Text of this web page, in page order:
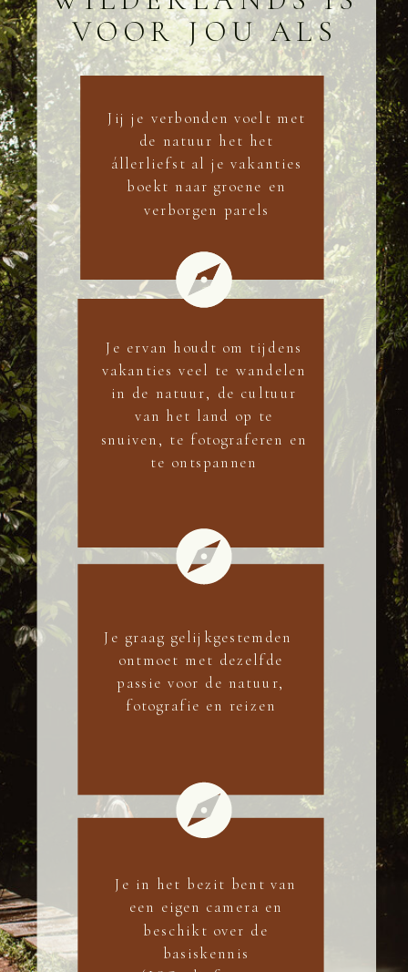
Jij je verbonden voelt met
de natuur het het
állerliefst al je vakanties
boekt naar groene en
verborgen parels
Je in het bezit bent van
een eigen camera en
beschikt over de
basiskennis
Je graag gelijkgestemden
ontmoet met dezelfde
passie voor de natuur,
fotografie en reizen
Je ervan houdt om tijdens
vakanties veel te wandelen
in de natuur, de cultuur
van het land op te
snuiven, te fotograferen en
te ontspannen
VOOR JOU ALS